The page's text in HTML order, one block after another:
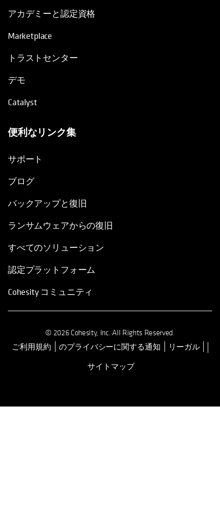
アカデミーと認定資格
Marketplace
トラストセンター
デモ
Catalyst
便利なリンク集
サポート
ブログ
バックアップと復旧
ランサムウェアからの復旧
すべてのソリューション
認定プラットフォーム
Cohesity コミュニティ
© 2026 Cohesity, Inc. All Rights Reserved.
ご利用規約 新しいタブで開く
のプライバシーに関する通知
リーガル
サイトマップ